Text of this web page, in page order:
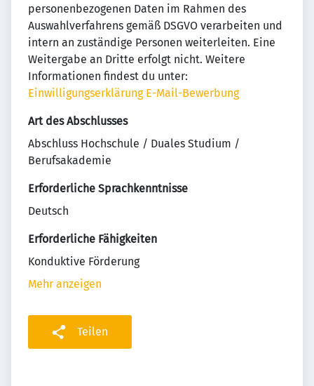
personenbezogenen Daten im Rahmen des
Auswahlverfahrens gemäß DSGVO verarbeiten und
intern an zuständige Personen weiterleiten. Eine
Weitergabe an Dritte erfolgt nicht. Weitere
Informationen findest du unter:
Einwilligungserklärung E-Mail-Bewerbung
Art des Abschlusses
Abschluss Hochschule / Duales Studium /
Berufsakademie
Erforderliche Sprachkenntnisse
Deutsch
Erforderliche Fähigkeiten
Konduktive Förderung
Mehr anzeigen
Teilen